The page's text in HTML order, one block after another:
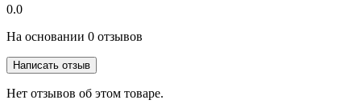
0.0
На основании 0 отзывов
Написать отзыв
Нет отзывов об этом товаре.